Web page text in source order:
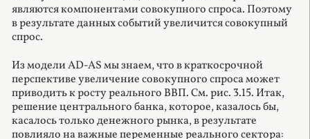
являются компонентами совокупного спроса. Поэтому
в результате данных событий увеличится совокупный
спрос.
Из модели AD-AS мы знаем, что в краткосрочной
перспективе увеличение совокупного спроса может
приводить к росту реального ВВП. См. рис. 3.15. Итак,
решение центрального банка, которое, казалось бы,
касалось только денежного рынка, в результате
повлияло на важные переменные реального сектора: